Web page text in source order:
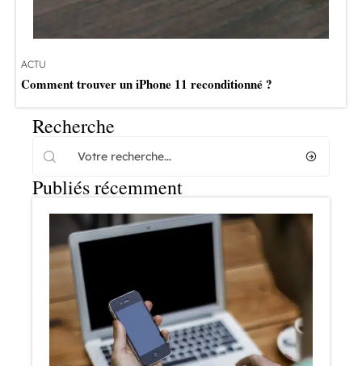
ACTU
Comment trouver un iPhone 11 reconditionné ?
Recherche
Publiés récemment